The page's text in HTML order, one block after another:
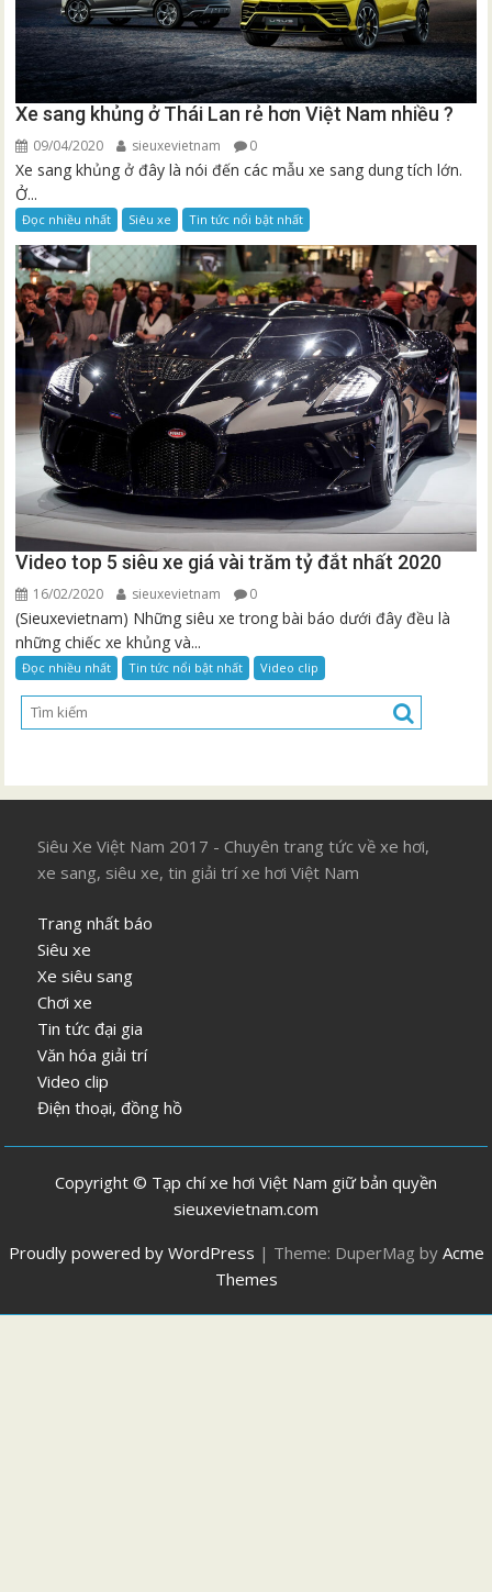
Xe sang khủng ở Thái Lan rẻ hơn Việt Nam nhiều ?
09/04/2020 sieuxevietnam 0
Xe sang khủng ở đây là nói đến các mẫu xe sang dung tích lớn.
Ở...
Đọc nhiều nhất Siêu xe Tin tức nổi bật nhất
Video top 5 siêu xe giá vài trăm tỷ đắt nhất 2020
16/02/2020 sieuxevietnam 0
(Sieuxevietnam) Những siêu xe trong bài báo dưới đây đều là
những chiếc xe khủng và...
Đọc nhiều nhất Tin tức nổi bật nhất Video clip
Siêu Xe Việt Nam 2017 - Chuyên trang tức về xe hơi,
xe sang, siêu xe, tin giải trí xe hơi Việt Nam
Trang nhất báo
Siêu xe
Xe siêu sang
Chơi xe
Tin tức đại gia
Văn hóa giải trí
Video clip
Điện thoại, đồng hồ
Copyright © Tạp chí xe hơi Việt Nam giữ bản quyền
sieuxevietnam.com
Proudly powered by WordPress | Theme: DuperMag by Acme
Themes